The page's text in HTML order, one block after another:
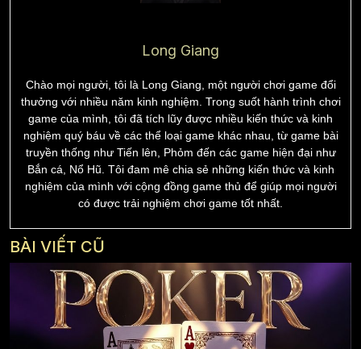
Long Giang
Chào mọi người, tôi là Long Giang, một người chơi game đổi
thưởng với nhiều năm kinh nghiệm. Trong suốt hành trình chơi
game của mình, tôi đã tích lũy được nhiều kiến thức và kinh
nghiệm quý báu về các thể loại game khác nhau, từ game bài
truyền thống như Tiến lên, Phỏm đến các game hiện đại như
Bắn cá, Nổ Hũ. Tôi đam mê chia sẻ những kiến thức và kinh
nghiệm của mình với cộng đồng game thủ để giúp mọi người
có được trải nghiệm chơi game tốt nhất.
BÀI VIẾT CŨ